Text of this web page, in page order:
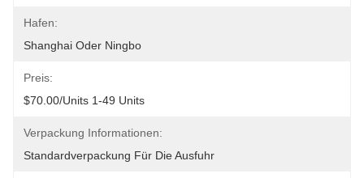
Hafen:
Shanghai Oder Ningbo
Preis:
$70.00/units 1-49 Units
Verpackung Informationen:
Standardverpackung Für Die Ausfuhr